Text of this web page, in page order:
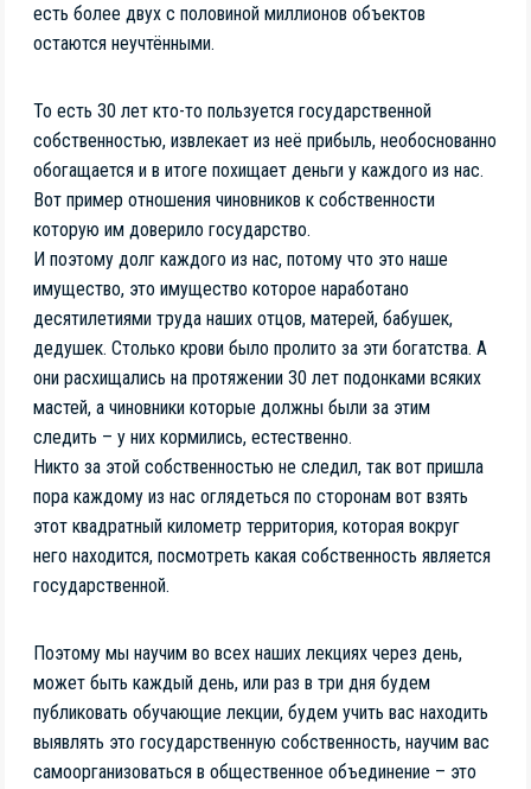
есть более двух с половиной миллионов объектов
остаются неучтёнными.
То есть 30 лет кто-то пользуется государственной
собственностью, извлекает из неё прибыль, необоснованно
обогащается и в итоге похищает деньги у каждого из нас.
Вот пример отношения чиновников к собственности
которую им доверило государство.
И поэтому долг каждого из нас, потому что это наше
имущество, это имущество которое наработано
десятилетиями труда наших отцов, матерей, бабушек,
дедушек. Столько крови было пролито за эти богатства. А
они расхищались на протяжении 30 лет подонками всяких
мастей, а чиновники которые должны были за этим
следить – у них кормились, естественно.
Никто за этой собственностью не следил, так вот пришла
пора каждому из нас оглядеться по сторонам вот взять
этот квадратный километр территория, которая вокруг
него находится, посмотреть какая собственность является
государственной.
Поэтому мы научим во всех наших лекциях через день,
может быть каждый день, или раз в три дня будем
публиковать обучающие лекции, будем учить вас находить
выявлять это государственную собственность, научим вас
самоорганизоваться в общественное объединение – это